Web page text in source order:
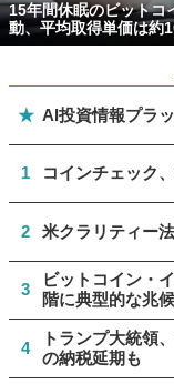
15年間休眠のビットコ
動、平均取得単価は約
★ AI投資情報プラ
1 コインチェック
2 米クラリティー
3
ビットコイン・
階に典型的な兆
4
トランプ大統領
の納税延期も